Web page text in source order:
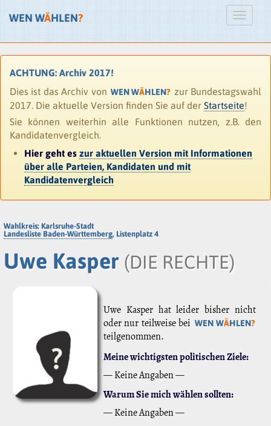
WEN WÄHLEN?
ACHTUNG: Archiv 2017!
Dies ist das Archiv von WEN WÄHLEN? zur Bundestagswahl
2017. Die aktuelle Version finden Sie auf der Startseite!
Sie können weiterhin alle Funktionen nutzen, z.B. den
Kandidatenvergleich.
Hier geht es zur aktuellen Version mit Informationen
über alle Parteien, Kandidaten und mit
Kandidatenvergleich
Wahlkreis: Karlsruhe-Stadt
Landesliste Baden-Württemberg, Listenplatz 4
Uwe Kasper (DIE RECHTE)
Uwe Kasper hat leider bisher nicht
oder nur teilweise bei WEN WÄHLEN?
teilgenommen.
Meine wichtigsten politischen Ziele:
— Keine Angaben —
Warum Sie mich wählen sollten:
— Keine Angaben —